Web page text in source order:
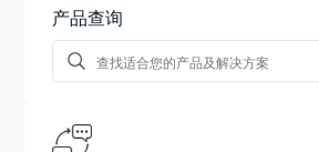
产品查询